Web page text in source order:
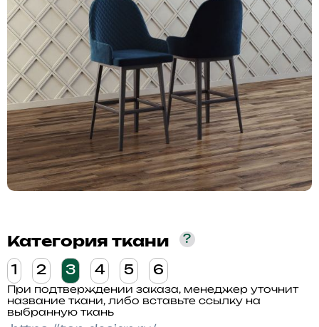
Категория ткани ?
1 2 3 4 5 6
При подтверждении заказа, менеджер уточнит
название ткани, либо вставьте ссылку на
выбранную ткань